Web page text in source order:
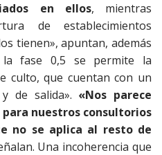
en ellos, mientras
de establecimientos
tienen», apuntan, además
fase 0,5 se permite la
culto, que cuentan con un
de salida». «Nos parece
nuestros consultorios
no se aplica al resto de
Una incoherencia que